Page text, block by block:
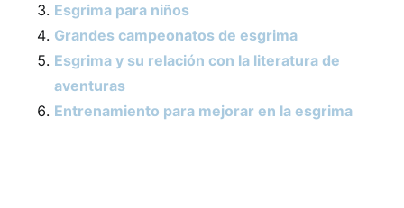
Esgrima para niños
Grandes campeonatos de esgrima
Esgrima y su relación con la literatura de
aventuras
Entrenamiento para mejorar en la esgrima